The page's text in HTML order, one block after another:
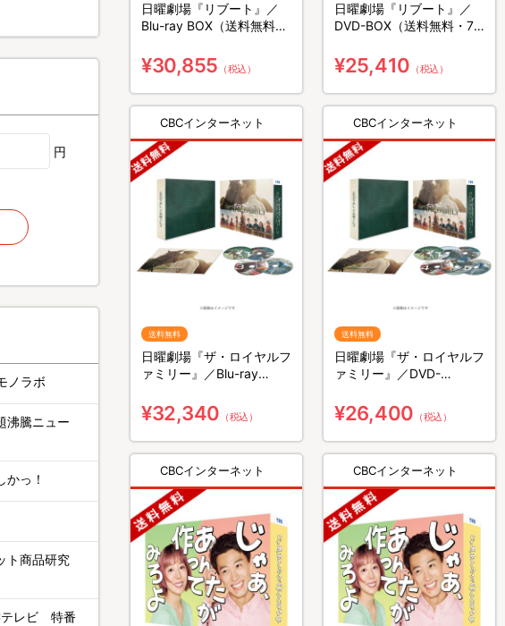
日曜劇場『リブート』／
Blu-ray BOX（送料無料・
¥30,855 （税込）
日曜劇場『リブート』／
DVD-BOX（送料無料・7
¥25,410 （税込）
CBCインターネット
送料無料
日曜劇場『ザ・ロイヤルフ
ァミリー』／Blu-ray
¥32,340 （税込）
CBCインターネット
送料無料
日曜劇場『ザ・ロイヤルフ
ァミリー』／DVD-
¥26,400 （税込）
CBCインターネット CBCインターネット
円
ノラボ
沸騰ニュー
かっ！
ト商品研究
レビ 特番